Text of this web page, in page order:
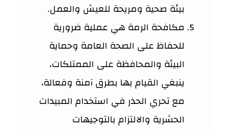
بيئة صحية ومريحة للعيش والعمل.
مكافحة الرمة هي عملية ضرورية
للحفاظ على الصحة العامة وحماية
البيئة والمحافظة على الممتلكات،
ينبغي القيام بها بطرق آمنة وفعالة،
مع تحري الحذر في استخدام المبيدات
الحشرية والالتزام بالتوجيهات